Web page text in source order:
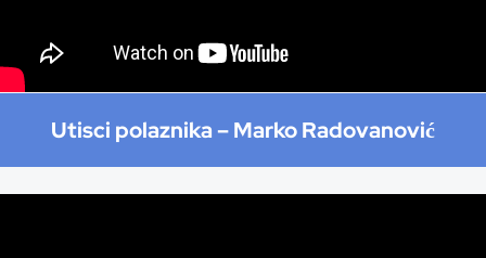
Utisci polaznika –Marko Radovanović